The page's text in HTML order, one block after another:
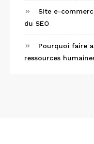
Site e-
du SEO
Pourquoi faire
ressources